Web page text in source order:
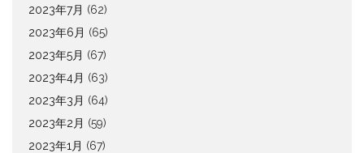
2023年7月 (62)
2023年6月 (65)
2023年5月 (67)
2023年4月 (63)
2023年3月 (64)
2023年2月 (59)
2023年1月 (67)